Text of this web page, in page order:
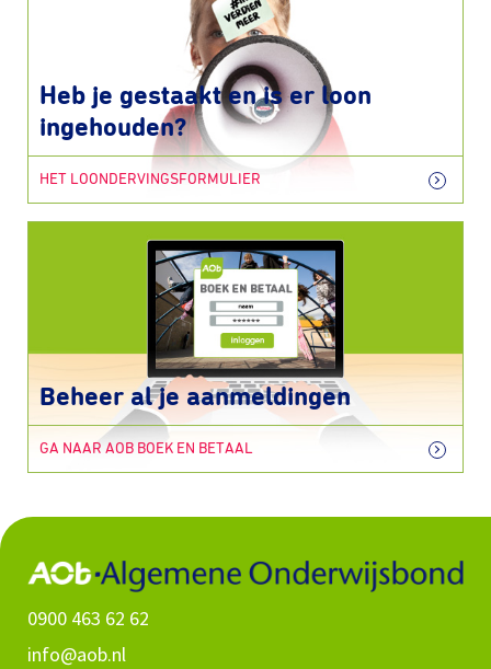
Heb je gestaakt en is er loon
ingehouden?
HET LOONDERVINGSFORMULIER
Beheer al je aanmeldingen
GA NAAR AOB BOEK EN BETAAL
0900 463 62 62
info@aob.nl